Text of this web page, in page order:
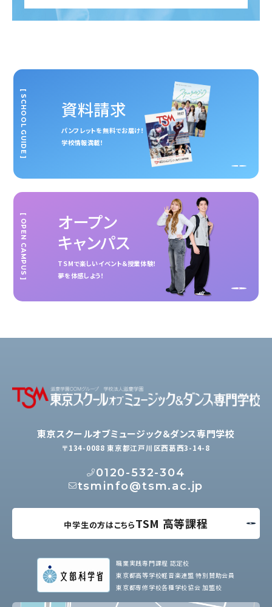
資料請求
パンフレットを無料でお届け！
学校情報満載！
[ SCHOOL GUIDE ]
オープン
キャンパス
TSMで楽しいイベント＆授業体験！
夢を体感しよう！
[ OPEN CAMPUS ]
東京スクールオブミュージック＆ダンス専門学校
〒134-0088 東京都江戸川区西葛西3-14-8
0120-532-304
tsminfo@tsm.ac.jp
中学生の方はこちらTSM 高等課程
職業実践専門課程 認定校
東京都高等学校軽音楽連盟 特別賛助会員
東京都専修学校各種学校協会 加盟校